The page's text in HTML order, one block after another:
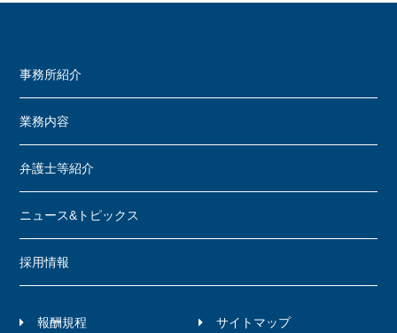
事務所紹介
業務内容
弁護士等紹介
ニュース&トピックス
採用情報
報酬規程
サイトマップ